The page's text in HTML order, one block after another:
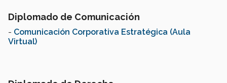
Diplomado de Comunicación
- Comunicación Corporativa Estratégica (Aula
Virtual)